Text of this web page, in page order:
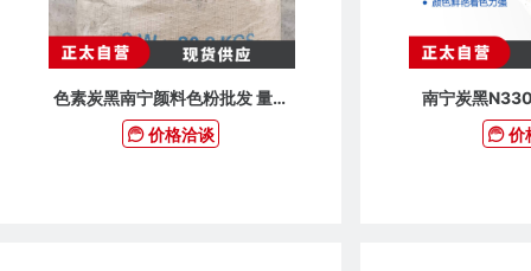
色素炭黑南宁颜料色粉批发 量大
价优
价格洽谈
南宁炭黑
价